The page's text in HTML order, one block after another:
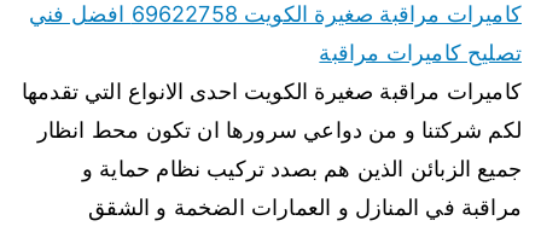
كاميرات مراقبة صغيرة الكويت 69622758 افضل فني
تصليح كاميرات مراقبة
كاميرات مراقبة صغيرة الكويت احدى الانواع التي تقدمها
لكم شركتنا و من دواعي سرورها ان تكون محط انظار
جميع الزبائن الذين هم بصدد تركيب نظام حماية و
مراقبة في المنازل و العمارات الضخمة و الشقق